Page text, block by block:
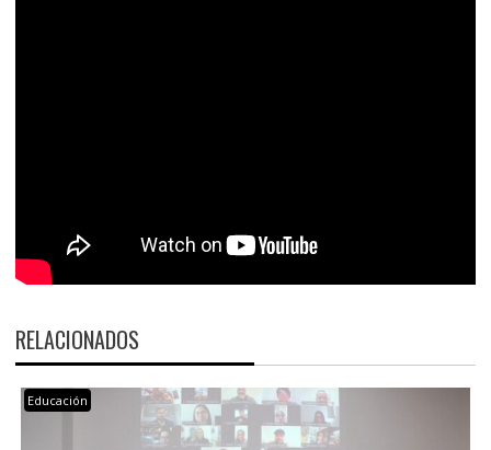
RELACIONADOS
Educación